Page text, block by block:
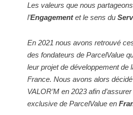
Les valeurs que nous partageons
l’Engagementet le sens du
En 2021 nous avons retrouvé
des fondateurs de ParcelValue
leur projet de développement de
France. Nous avons alors
VALOR’M en 2023 afin
exclusive de ParcelValue en